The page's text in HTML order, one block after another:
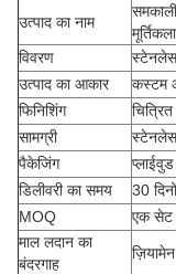
उत्पाद का नाम
मूर्तिकला
विवरण
स्टेनलेस
उत्पाद का आकार
कस्टम
फिनिशिंग
चित्रित
सामग्री
पैकेजिंग
डिलीवरी का समय
30
MOQ
एक सेट
माल लदान का
बंदरगाह